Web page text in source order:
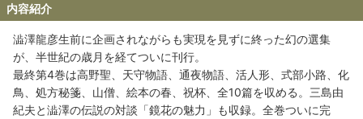
内容紹介
澁澤龍彦生前に企画されながらも実現を見ずに終った幻の選集
が、半世紀の歳月を経てついに刊行。
最終第4巻は高野聖、天守物語、通夜物語、活人形、式部小路、化
鳥、処方秘箋、山僧、絵本の春、祝杯、全10篇を収める。三島由
紀夫と澁澤の伝説の対談「鏡花の魅力」も収録。全巻ついに完